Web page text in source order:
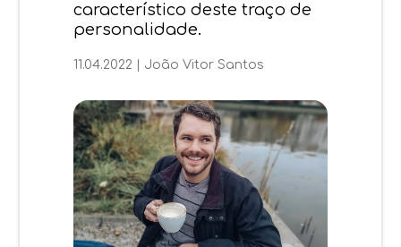
característico deste traço de
personalidade.
11.04.2022 João Vitor Santos